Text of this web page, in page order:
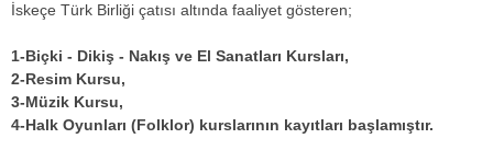
İskeçe Türk Birliği çatısı altında faaliyet gösteren;
1-Biçki - Dikiş - Nakış ve El Sanatları Kursları,
2-Resim Kursu,
3-Müzik Kursu,
4-Halk Oyunları (Folklor) kurslarının kayıtları başlamıştır.